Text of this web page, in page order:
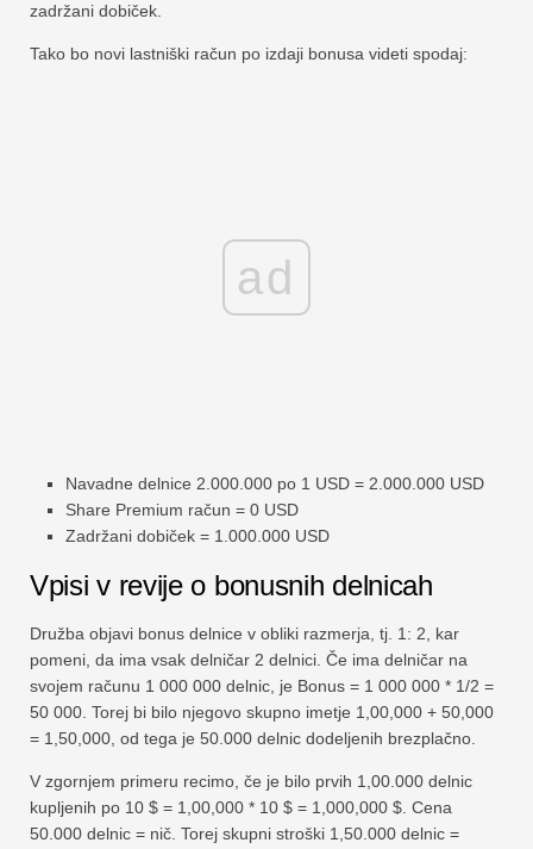
zadržani dobiček.
Tako bo novi lastniški račun po izdaji bonusa videti spodaj:
ad
Navadne delnice 2.000.000 po 1 USD = 2.000.000 USD
Share Premium račun = 0 USD
Zadržani dobiček = 1.000.000 USD
Vpisi v revije o bonusnih delnicah
Družba objavi bonus delnice v obliki razmerja, tj. 1: 2, kar
pomeni, da ima vsak delničar 2 delnici. Če ima delničar na
svojem računu 1 000 000 delnic, je Bonus = 1 000 000 * 1/2 =
50 000. Torej bi bilo njegovo skupno imetje 1,00,000 + 50,000
= 1,50,000, od tega je 50.000 delnic dodeljenih brezplačno.
V zgornjem primeru recimo, če je bilo prvih 1,00.000 delnic
kupljenih po 10 $ = 1,00,000 * 10 $ = 1,000,000 $. Cena
50.000 delnic = nič. Torej skupni stroški 1,50.000 delnic =